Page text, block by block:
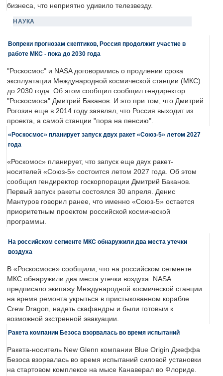
бизнеса, что неприятно удивило телезвезду.
НАУКА
Вопреки прогнозам скептиков, Россия продолжит участие в
работе МКС - пока до 2030 года
"Роскосмос" и NASA договорились о продлении срока
эксплуатации Международной космической станции (МКС)
до 2030 года. Об этом сообщил сообщил гендиректор
"Роскосмоса" Дмитрий Баканов. И это при том, что Дмитрий
Рогозин еще в 2014 году заявлял, что Россия выходит из
проекта, а самой станции "пора на пенсию".
«Роскосмос» планирует запуск двух ракет «Союз-5» летом 2027
года
«Роскомос» планирует, что запуск еще двух ракет-
носителей «Союз-5» состоится летом 2027 года. Об этом
сообщил гендиректор госкорпорации Дмитрий Баканов.
Первый запуск ракеты состоялся 30 апреля. Денис
Мантуров говорил ранее, что именно «Союз-5» остается
приоритетным проектом российской космической
программы.
На российском сегменте МКС обнаружили два места утечки
воздуха
В «Роскосмосе» сообщили, что на российском сегменте
МКС обнаружили два места утечки воздуха. NASA
предписало экипажу Международной космической станции
на время ремонта укрыться в пристыкованном корабле
Crew Dragon, надеть скафандры и были готовым к
возможной экстренной эвакуации.
Ракета компании Безоса взорвалась во время испытаний
Ракета-носитель New Glenn компании Blue Origin Джеффа
Безоса взорвалась во время испытаний силовой установки
на стартовом комплексе на мысе Канаверал во Флориде.